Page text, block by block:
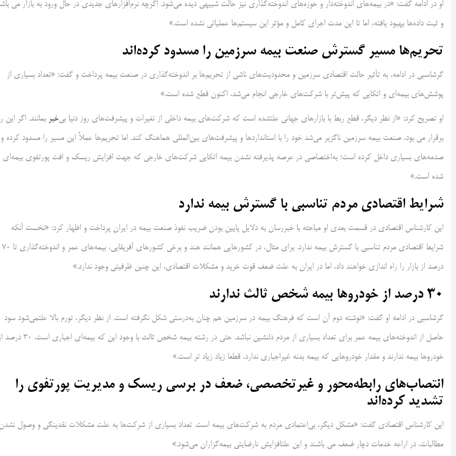
او در ادامه گفت: «در بیمه‌های اندوخته‌دار و حوزه‌های اندوخته‌گذاری نیز حالت شبیهی دیده می‌شود. اگرچه نرم‌افزارهای جدیدی در حال ورود به بازار می
و ثبت داده‌ها بهبود یافته، اما تا این مدت اجرای کامل و مؤثر این سیستم‌ها عملیاتی نشده است.»
تحریم‌ها مسیر گسترش صنعت بیمه سرزمین را مسدود کرده‌اند
گرشاسبی در ادامه، به تأثیر حالت اقتصادی سرزمین و محدودیت‌های ناشی از تحریم‌ها بر اندوخته‌گذاری در صنعت بیمه پرداخت و گفت: «تعداد بسیاری از
پوشش‌های بیمه‌ای و اتکایی که پیش‌تر با شرکت‌های خارجی انجام می‌شد، اکنون قطع شده است.»
او تصریح کرد: «از نظر دیگر، قطع ربط با بازارهای جهانی علتشده است که شرکت‌های بیمه داخلی از تغیرات و پیشرفت‌های روز دنیا بی‌خبر بمانند. اگر این
برقرار می بود، صنعت بیمه سرزمین ناگزیر می‌شد خود را با استانداردها و پیشرفت‌های بین‌المللی هماهنگ کند. اما تحریم‌ها عملاً این مسیر را مسدود کرده و
صدمه‌های بسیاری داخل کرده است؛ به‌اختصاصی در عرصه پذیرفته نشدن بیمه اتکایی شرکت‌های خارجی که جهت افزایش ریسک و افت پورتفوی بیمه‌ای
شده است.»
شرایط اقتصادی مردم تناسبی با گسترش بیمه ندارد
این کارشناس اقتصادی در قسمت بعدی او مباحثه با خبررسان به دلایل پایین بودن ضریب نفوذ صنعت بیمه در ایران پرداخت و اظهار کرد: «نخست آنکه
شرایط اقتصادی مردم تناسبی با گسترش بیمه ندارد. برای مثال، در کشورهایی همانند هند و برخی کشورهای آفریقایی، بیمه‌های عمر و اندوخته‌گذاری تا ۷۰
درصد از بازار را راه اندازی خواهند داد، اما در ایران به علت ضعف قوت خرید و مشکلات اقتصادی، این چنین ظرفیتی وجود ندارد.»
30 درصد از خودروها بیمه شخص ثالث ندارند
گرشاسبی در ادامه او گفت: «نوشته دوم آن است که فرهنگ بیمه در سرزمین هم چنان به‌درستی شکل نگرفته است. از نظر دیگر، تورم بالا علتمی‌شود سود
حاصل از اندوخته‌های بیمه عمر برای تعداد بسیاری از مردم دلنشین نباشد. حتی در رشته بیمه شخص ثالث با وجود این که بیمه‌ای
خودروها بیمه ندارند و مقدار خودروهایی که بیمه بدنه غیراجباری ندارد، قطعا زیاد زیاد تر است.»
انتصاب‌های رابطه‌محور و غیرتخصصی، ضعف در برسی ریسک و مدیریت پورتفوی را
تشدید کرده‌اند
این کارشناس اقتصادی گفت: «مشکل دیگر، بی‌اعتمادی مردم به شرکت‌های بیمه است. تعداد بسیاری از شرکت‌ها به علت مشکلات نقدینگی و وصول
مطالبات، در اراعه خدمات دچار ضعف می باشند و این علتافزایش نارضایتی بیمه‌گزاران می‌شود.»